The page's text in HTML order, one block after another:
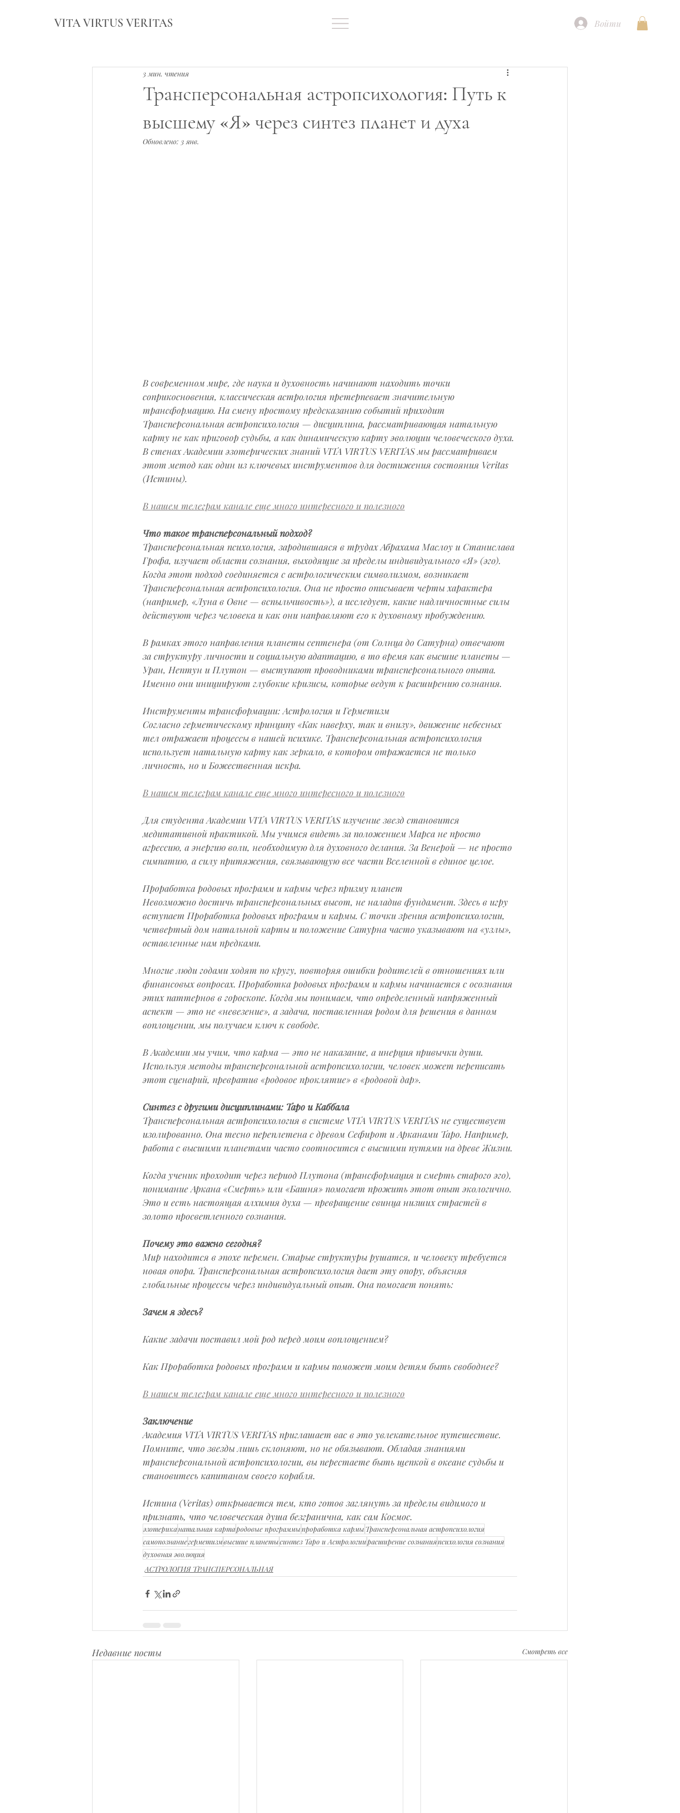
VITA VIRTUS VERITAS Войти
Трансперсональная астропсихология: Путь к
высшему «Я» через синтез планет и духа
3 мин. чтения
Обновлено: 3 янв.
В современном мире, где наука и духовность начинают находить точки
соприкосновения, классическая астрология претерпевает значительную
трансформацию. На смену простому предсказанию событий приходит
Трансперсональная астропсихология — дисциплина, рассматривающая натальную
карту не как приговор судьбы, а как динамическую карту эволюции человеческого духа.
В стенах Академии эзотерических знаний VITA VIRTUS VERITAS мы рассматриваем
этот метод как один из ключевых инструментов для достижения состояния Veritas
(Истины).
В нашем телеграм канале еще много интересного и полезного
Что такое трансперсональный подход?
Трансперсональная психология, зародившаяся в трудах Абрахама Маслоу и Станислава
Грофа, изучает области сознания, выходящие за пределы индивидуального «Я» (эго).
Когда этот подход соединяется с астрологическим символизмом, возникает
Трансперсональная астропсихология. Она не просто описывает черты характера
(например, «Луна в Овне — вспыльчивость»), а исследует, какие надличностные силы
действуют через человека и как они направляют его к духовному пробуждению.
В рамках этого направления планеты септенера (от Солнца до Сатурна) отвечают
за структуру личности и социальную адаптацию, в то время как высшие планеты —
Уран, Нептун и Плутон — выступают проводниками трансперсонального опыта.
Именно они инициируют глубокие кризисы, которые ведут к расширению сознания.
Инструменты трансформации: Астрология и Герметизм
Согласно герметическому принципу «Как наверху, так и внизу», движение небесных
тел отражает процессы в нашей психике. Трансперсональная астропсихология
использует натальную карту как зеркало, в котором отражается не только
личность, но и Божественная искра.
В нашем телеграм канале еще много интересного и полезного
Для студента Академии VITA VIRTUS VERITAS изучение звезд становится
медитативной практикой. Мы учимся видеть за положением Марса не просто
агрессию, а энергию воли, необходимую для духовного делания. За Венерой — не просто
симпатию, а силу притяжения, связывающую все части Вселенной в единое целое.
Проработка родовых программ и кармы через призму планет
Невозможно достичь трансперсональных высот, не наладив фундамент. Здесь в игру
вступает Проработка родовых программ и кармы. С точки зрения астропсихологии,
четвертый дом натальной карты и положение Сатурна часто указывают на «узлы»,
оставленные нам предками.
Многие люди годами ходят по кругу, повторяя ошибки родителей в отношениях или
финансовых вопросах. Проработка родовых программ и кармы начинается с осознания
этих паттернов в гороскопе. Когда мы понимаем, что определенный напряженный
аспект — это не «невезение», а задача, поставленная родом для решения в данном
воплощении, мы получаем ключ к свободе.
В Академии мы учим, что карма — это не наказание, а инерция привычки души.
Используя методы трансперсональной астропсихологии, человек может переписать
этот сценарий, превратив «родовое проклятие» в «родовой дар».
Синтез с другими дисциплинами: Таро и Каббала
Трансперсональная астропсихология в системе VITA VIRTUS VERITAS не существует
изолированно. Она тесно переплетена с древом Сефирот и Арканами Таро. Например,
работа с высшими планетами часто соотносится с высшими путями на древе Жизни.
Когда ученик проходит через период Плутона (трансформация и смерть старого эго),
понимание Аркана «Смерть» или «Башня» помогает прожить этот опыт экологично.
Это и есть настоящая алхимия духа — превращение свинца низших страстей в
золото просветленного сознания.
Почему это важно сегодня?
Мир находится в эпохе перемен. Старые структуры рушатся, и человеку требуется
новая опора. Трансперсональная астропсихология дает эту опору, объясняя
глобальные процессы через индивидуальный опыт. Она помогает понять:
Зачем я здесь?
Какие задачи поставил мой род перед моим воплощением?
Как Проработка родовых программ и кармы поможет моим детям быть свободнее?
В нашем телеграм канале еще много интересного и полезного
Заключение
Академия VITA VIRTUS VERITAS приглашает вас в это увлекательное путешествие.
Помните, что звезды лишь склоняют, но не обязывают. Обладая знаниями
трансперсональной астропсихологии, вы перестаете быть щепкой в океане судьбы и
становитесь капитаном своего корабля.
Истина (Veritas) открывается тем, кто готов заглянуть за пределы видимого и
признать, что человеческая душа безгранична, как сам Космос.
эзотериканатальная картародовые программыпроработка кармы Трансперсональная астропсихология
самопознаниегерметизмвысшие планетысинтез Таро и Астрологиирасширение сознанияпсихология сознания
духовная эволюция
АСТРОЛОГИЯ ТРАНСПЕРСОНАЛЬНАЯ
Недавние посты Смотреть все